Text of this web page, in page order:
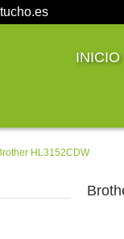
INICIO
HL3152CDW